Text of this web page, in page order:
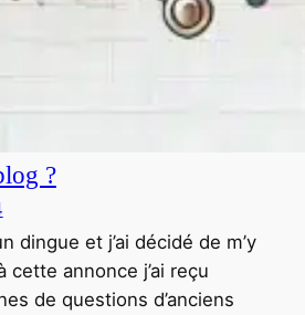
?
dingue et j’ai décidé de m’y
cette annonce j’ai reçu
de questions d’anciens